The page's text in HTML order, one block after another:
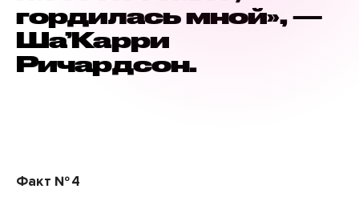
гордилась мной», —
Ша’Карри
Ричардсон.
Факт № 4